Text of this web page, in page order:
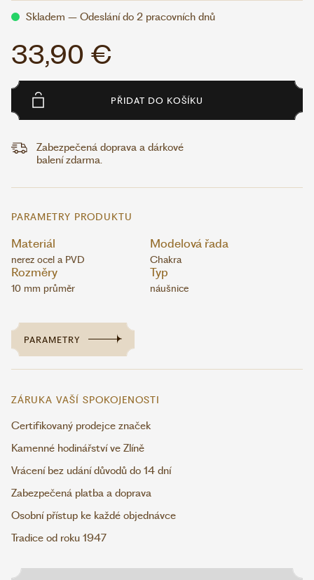
Skladem – Odeslání do 2 pracovních dnů
33,90 €
PŘIDAT DO KOŠÍKU
Zabezpečená doprava a dárkové
balení zdarma.
PARAMETRY PRODUKTU
Materiál
nerez ocel a PVD
Modelová řada
Chakra
Rozměry
10 mm průměr
Typ
náušnice
PARAMETRY
ZÁRUKA VAŠÍ SPOKOJENOSTI
Certifikovaný prodejce značek
Kamenné hodinářství ve Zlíně
Vrácení bez udání důvodů do 14 dní
Zabezpečená platba a doprava
Osobní přístup ke každé objednávce
Tradice od roku 1947